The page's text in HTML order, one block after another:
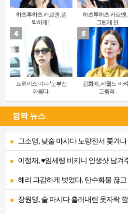
하츠투하츠 카르멘, 깜
찍하게 [..
하츠투하츠 카르멘,
그럽게 인..
트와이스 미나 ‘눈부신
아름다..
김희애, 세월도 비
고품격 ..
깜짝 뉴스
고소영, 낮술 마시다 노량진서 쫓겨나
이정재, ♥임세령 비키니 인생샷 남
혜리 과감하게 벗었다, 탄수화물 끊고
장원영, 술 마시다 흘러내린 옷자락